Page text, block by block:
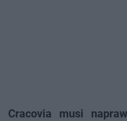
Cracovia musi